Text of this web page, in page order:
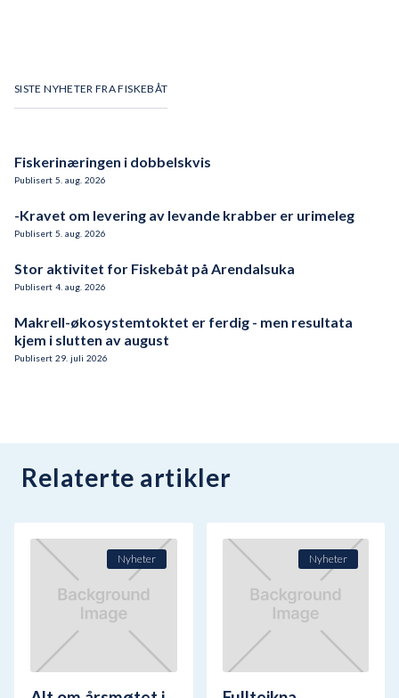
SISTE NYHETER FRA FISKEBÅT
Fiskerinæringen i dobbelskvis
Publisert 5 aug. 2026
-Kravet om levering av levande krabber er urimeleg
Publisert 5 aug. 2026
Stor aktivitet for Fiskebåt på Arendalsuka
Publisert 4 aug. 2026
Makrell-økosystemtoktet er ferdig - men resultata
kjem i slutten av august
Publisert 29 juli 2026
Relaterte artikler
Nyheter Nyheter